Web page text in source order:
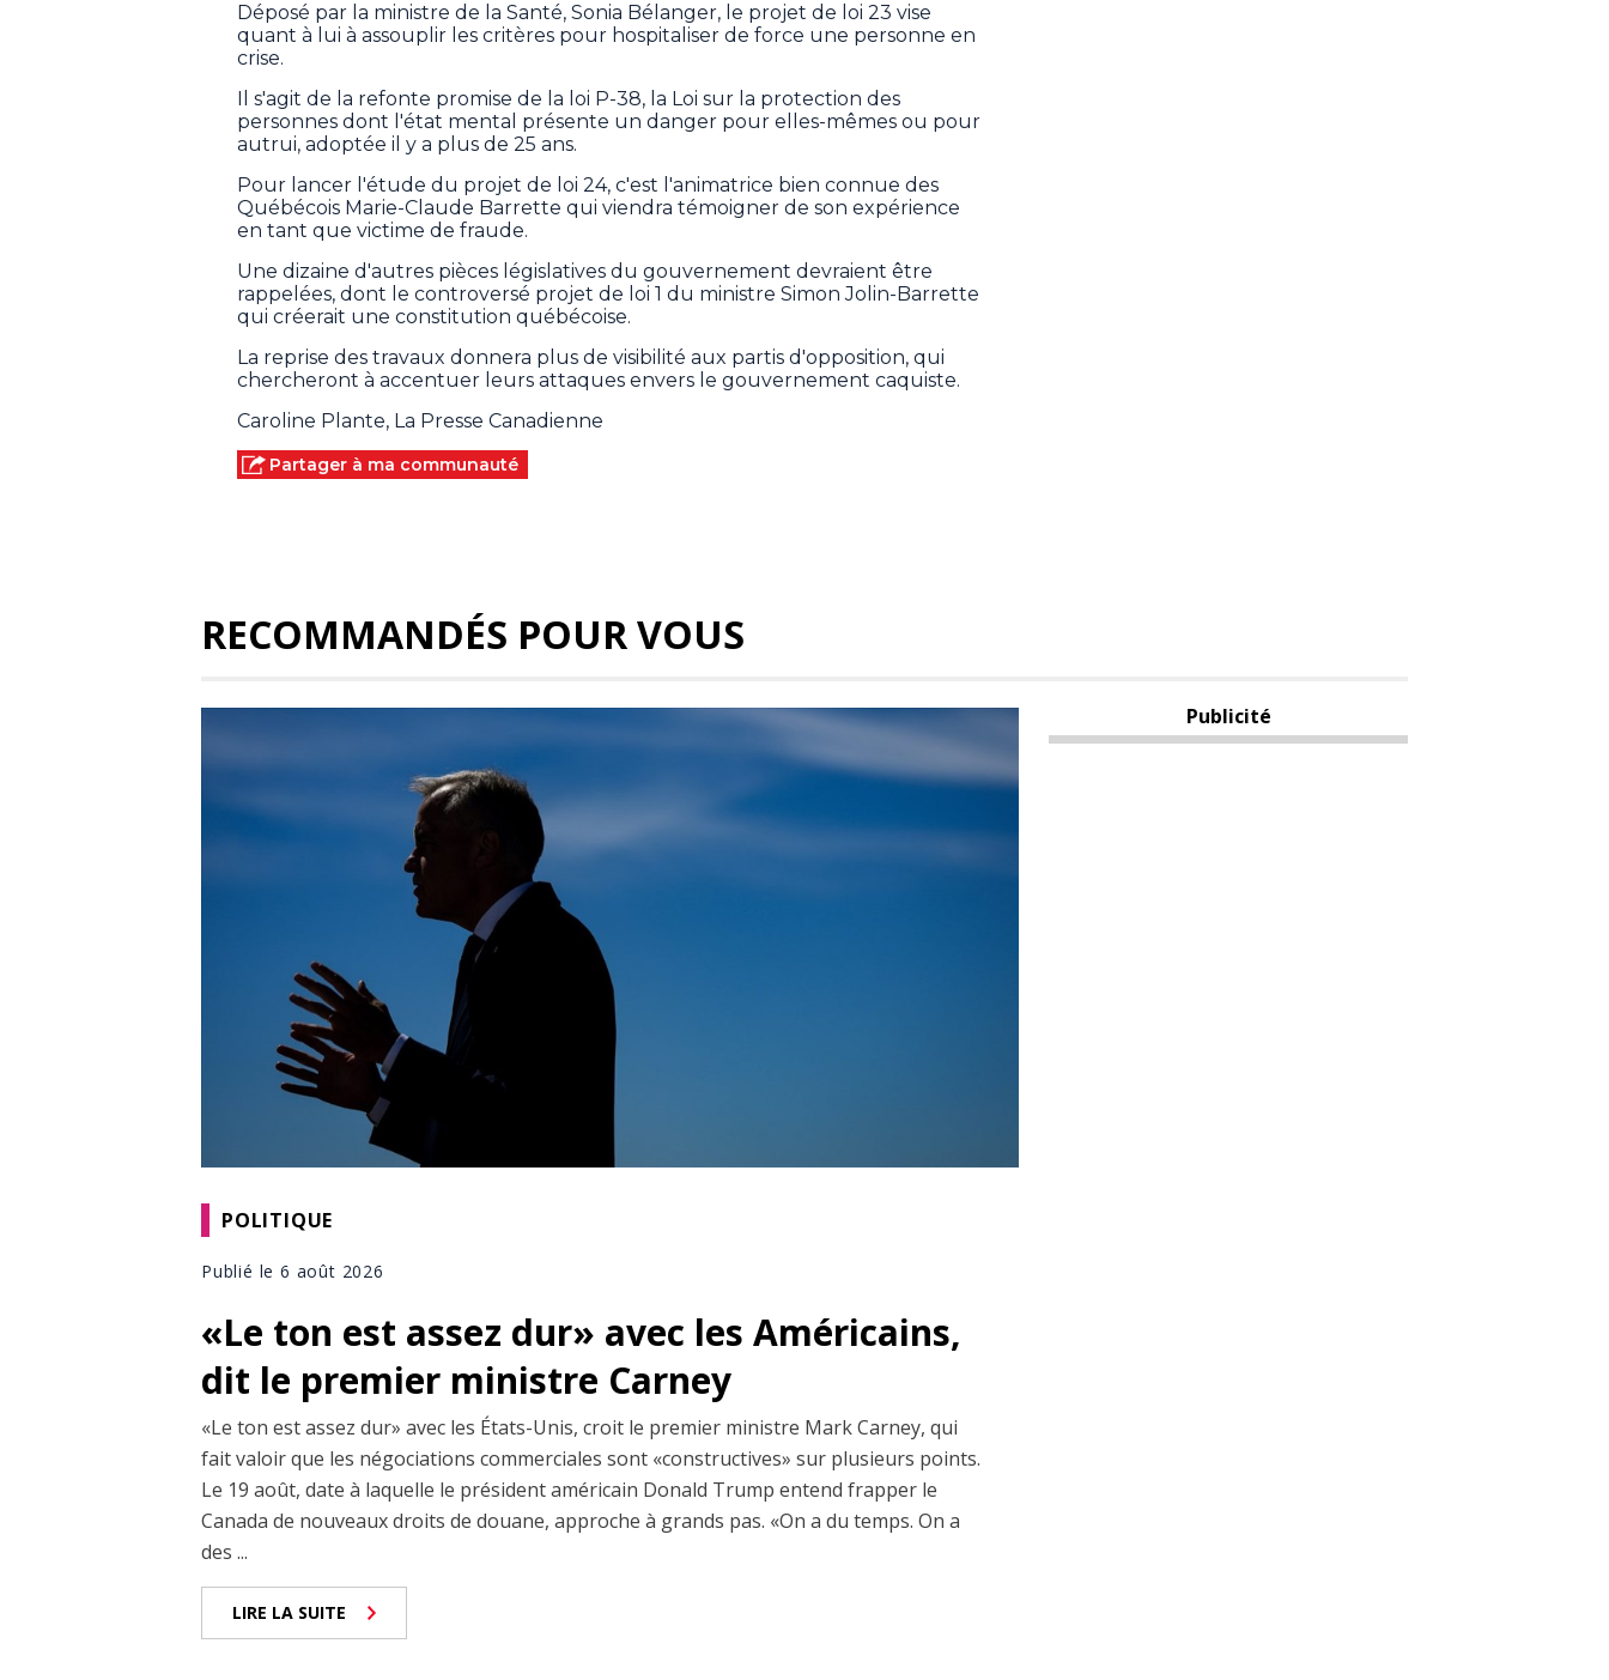
Déposé par la ministre de la Santé, Sonia Bélanger, le projet de loi 23 vise
quant à lui à assouplir les critères pour hospitaliser de force une personne en
crise.
Il s'agit de la refonte promise de la loi P-38, la Loi sur la protection des
personnes dont l'état mental présente un danger pour elles-mêmes ou pour
autrui, adoptée il y a plus de 25 ans.
Pour lancer l'étude du projet de loi 24, c'est l'animatrice bien connue des
Québécois Marie-Claude Barrette qui viendra témoigner de son expérience
en tant que victime de fraude.
Une dizaine d'autres pièces législatives du gouvernement devraient être
rappelées, dont le controversé projet de loi 1 du ministre Simon Jolin-Barrette
qui créerait une constitution québécoise.
La reprise des travaux donnera plus de visibilité aux partis d'opposition, qui
chercheront à accentuer leurs attaques envers le gouvernement caquiste.
Caroline Plante, La Presse Canadienne
Partager à ma communauté
RECOMMANDÉS POUR VOUS
POLITIQUE
Publié le 6 août 2026
«Le ton est assez dur» avec les Américains,
dit le premier ministre Carney
«Le ton est assez dur» avec les États-Unis, croit le premier ministre Mark Carney, qui
fait valoir que les négociations commerciales sont «constructives» sur plusieurs points.
Le 19 août, date à laquelle le président américain Donald Trump entend frapper le
Canada de nouveaux droits de douane, approche à grands pas. «On a du temps. On a
des ...
LIRE LA SUITE
Publicité